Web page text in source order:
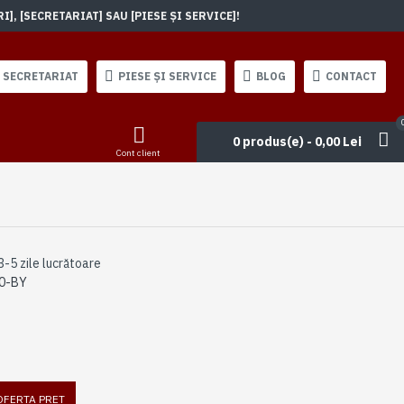
[SECRETARIAT] SAU [PIESE ȘI SERVICE]!
SECRETARIAT PIESE ȘI SERVICE BLOG CONTACT
Cont client
0 produs(e) - 0,00 Lei
5 zile lucrătoare
BY
PRET